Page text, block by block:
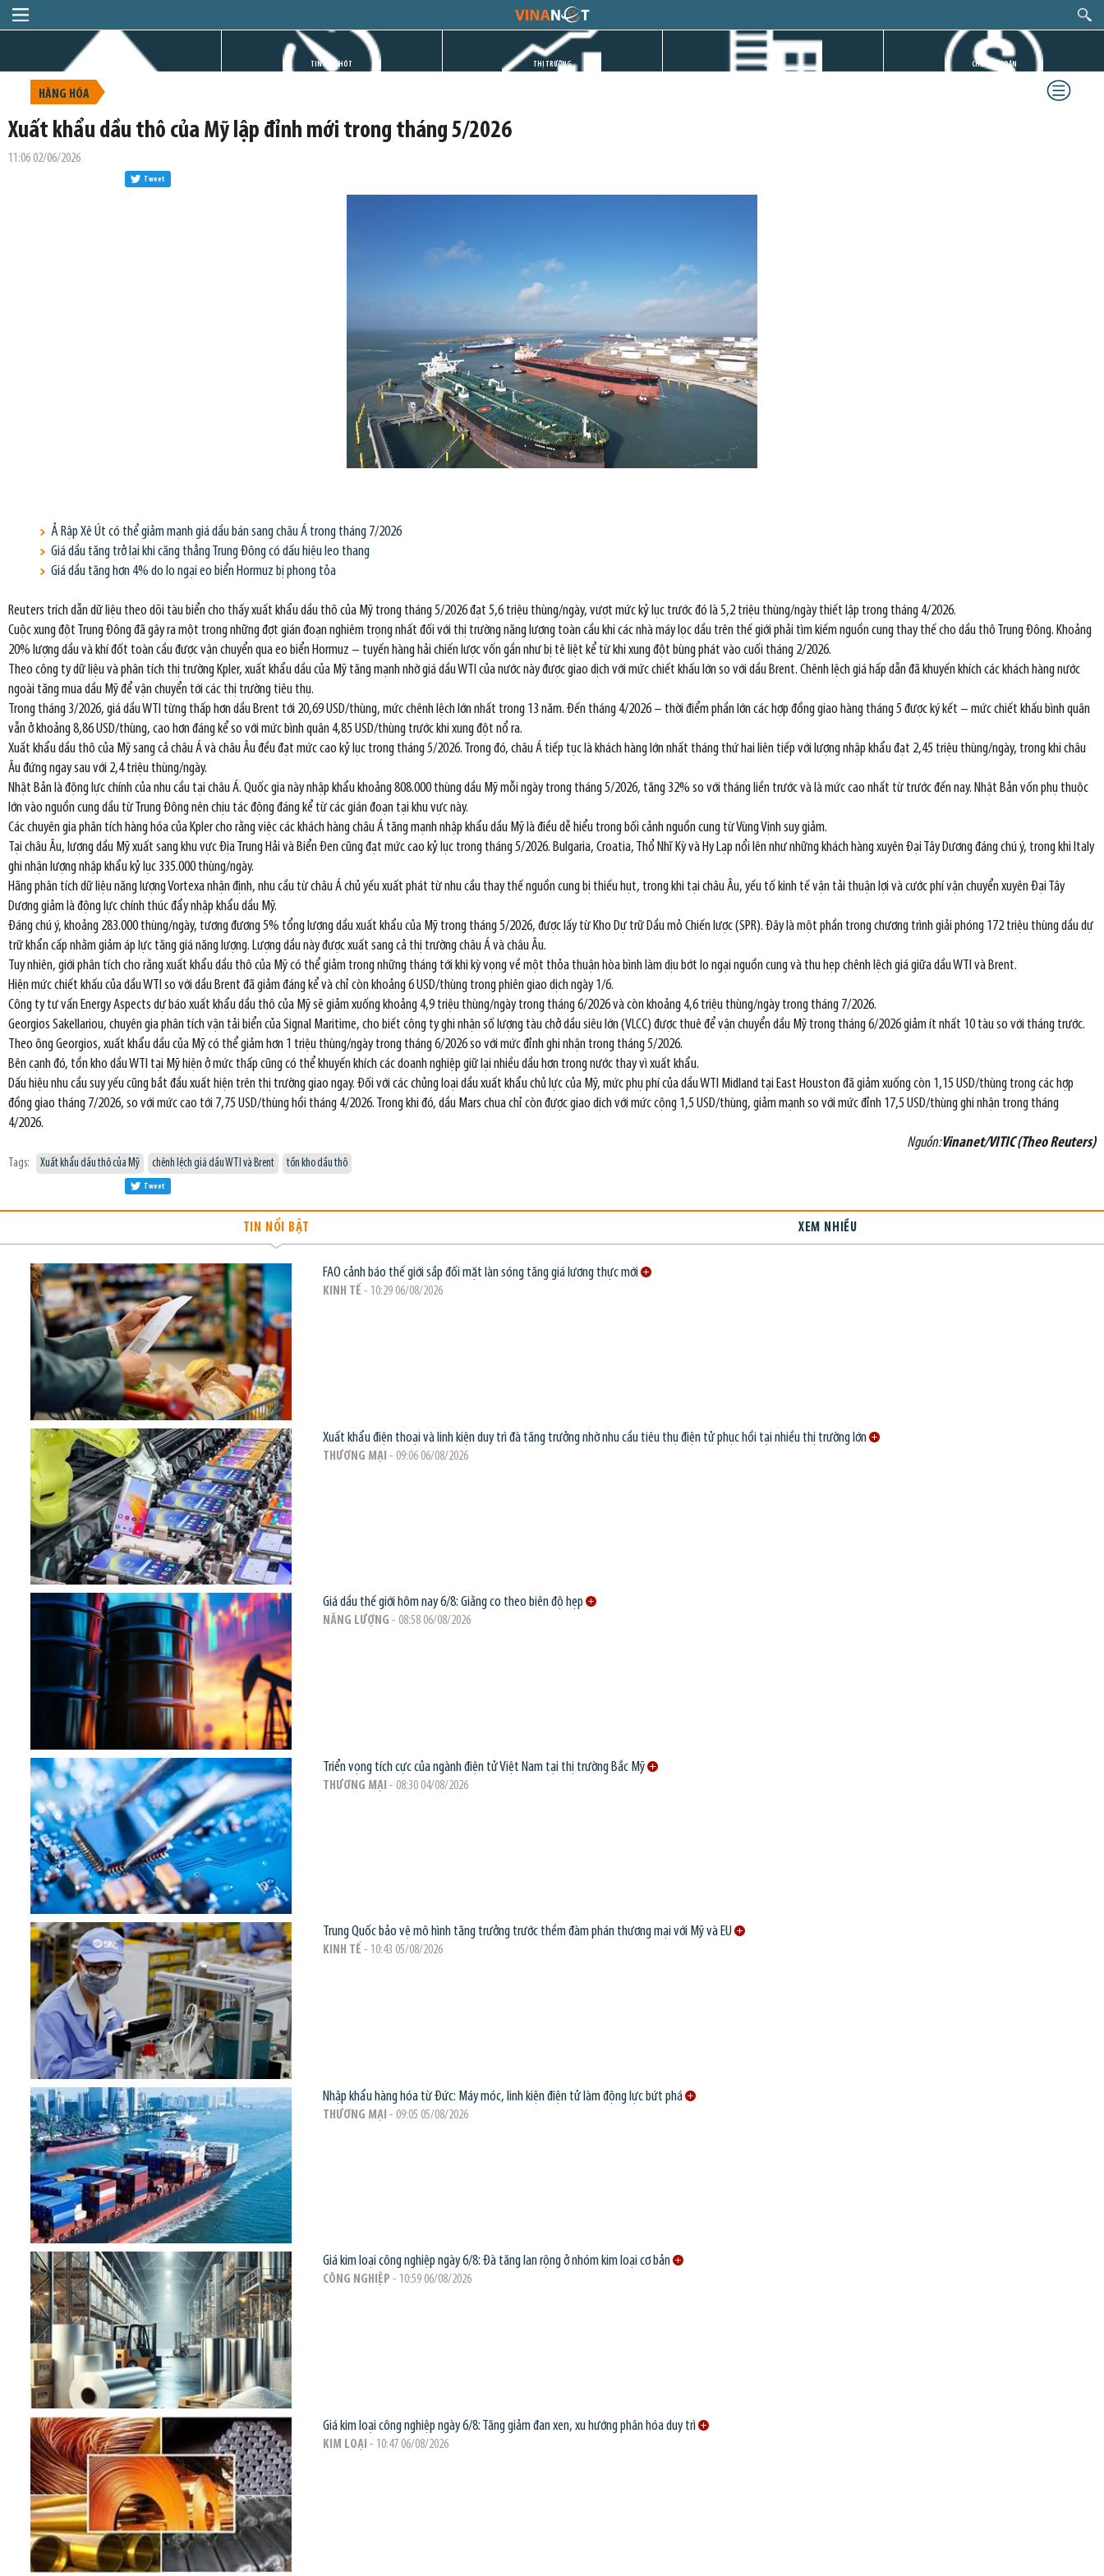
TIN GIỜ CHÓT THỊ TRƯỜNG DỰ ÁN CHỨNG KHOÁN
HÀNG HÓA
Xuất khẩu dầu thô của Mỹ lập đỉnh mới trong tháng 5/2026
11:06 02/06/2026
Tweet
Ả Rập Xê Út có thể giảm mạnh giá dầu bán sang châu Á trong tháng 7/2026
Giá dầu tăng trở lại khi căng thẳng Trung Đông có dấu hiệu leo thang
Giá dầu tăng hơn 4% do lo ngại eo biển Hormuz bị phong tỏa
Reuters trích dẫn dữ liệu theo dõi tàu biển cho thấy xuất khẩu dầu thô của Mỹ trong tháng 5/2026 đạt 5,6 triệu thùng/ngày, vượt mức kỷ lục trước đó là 5,2 triệu thùng/ngày thiết lập trong tháng 4/2026.
Cuộc xung đột Trung Đông đã gây ra một trong những đợt gián đoạn nghiêm trọng nhất đối với thị trường năng lượng toàn cầu khi các nhà máy lọc dầu trên thế giới phải tìm kiếm nguồn cung thay thế cho dầu thô Trung Đông. Khoảng
20% lượng dầu và khí đốt toàn cầu được vận chuyển qua eo biển Hormuz – tuyến hàng hải chiến lược vốn gần như bị tê liệt kể từ khi xung đột bùng phát vào cuối tháng 2/2026.
Theo công ty dữ liệu và phân tích thị trường Kpler, xuất khẩu dầu của Mỹ tăng mạnh nhờ giá dầu WTI của nước này được giao dịch với mức chiết khấu lớn so với dầu Brent. Chênh lệch giá hấp dẫn đã khuyến khích các khách hàng nước
ngoài tăng mua dầu Mỹ để vận chuyển tới các thị trường tiêu thụ.
Trong tháng 3/2026, giá dầu WTI từng thấp hơn dầu Brent tới 20,69 USD/thùng, mức chênh lệch lớn nhất trong 13 năm. Đến tháng 4/2026 – thời điểm phần lớn các hợp đồng giao hàng tháng 5 được ký kết – mức chiết khấu bình quân
vẫn ở khoảng 8,86 USD/thùng, cao hơn đáng kể so với mức bình quân 4,85 USD/thùng trước khi xung đột nổ ra.
Xuất khẩu dầu thô của Mỹ sang cả châu Á và châu Âu đều đạt mức cao kỷ lục trong tháng 5/2026. Trong đó, châu Á tiếp tục là khách hàng lớn nhất tháng thứ hai liên tiếp với lượng nhập khẩu đạt 2,45 triệu thùng/ngày, trong khi châu
Âu đứng ngay sau với 2,4 triệu thùng/ngày.
Nhật Bản là động lực chính của nhu cầu tại châu Á. Quốc gia này nhập khẩu khoảng 808.000 thùng dầu Mỹ mỗi ngày trong tháng 5/2026, tăng 32% so với tháng liền trước và là mức cao nhất từ trước đến nay. Nhật Bản vốn phụ thuộc
lớn vào nguồn cung dầu từ Trung Đông nên chịu tác động đáng kể từ các gián đoạn tại khu vực này.
Các chuyên gia phân tích hàng hóa của Kpler cho rằng việc các khách hàng châu Á tăng mạnh nhập khẩu dầu Mỹ là điều dễ hiểu trong bối cảnh nguồn cung từ Vùng Vịnh suy giảm.
Tại châu Âu, lượng dầu Mỹ xuất sang khu vực Địa Trung Hải và Biển Đen cũng đạt mức cao kỷ lục trong tháng 5/2026. Bulgaria, Croatia, Thổ Nhĩ Kỳ và Hy Lạp nổi lên như những khách hàng xuyên Đại Tây Dương đáng chú ý, trong khi Italy
ghi nhận lượng nhập khẩu kỷ lục 335.000 thùng/ngày.
Hãng phân tích dữ liệu năng lượng Vortexa nhận định, nhu cầu từ châu Á chủ yếu xuất phát từ nhu cầu thay thế nguồn cung bị thiếu hụt, trong khi tại châu Âu, yếu tố kinh tế vận tải thuận lợi và cước phí vận chuyển xuyên Đại Tây
Dương giảm là động lực chính thúc đẩy nhập khẩu dầu Mỹ.
Đáng chú ý, khoảng 283.000 thùng/ngày, tương đương 5% tổng lượng dầu xuất khẩu của Mỹ trong tháng 5/2026, được lấy từ Kho Dự trữ Dầu mỏ Chiến lược (SPR). Đây là một phần trong chương trình giải phóng 172 triệu thùng dầu dự
trữ khẩn cấp nhằm giảm áp lực tăng giá năng lượng. Lượng dầu này được xuất sang cả thị trường châu Á và châu Âu.
Tuy nhiên, giới phân tích cho rằng xuất khẩu dầu thô của Mỹ có thể giảm trong những tháng tới khi kỳ vọng về một thỏa thuận hòa bình làm dịu bớt lo ngại nguồn cung và thu hẹp chênh lệch giá giữa dầu WTI và Brent.
Hiện mức chiết khấu của dầu WTI so với dầu Brent đã giảm đáng kể và chỉ còn khoảng 6 USD/thùng trong phiên giao dịch ngày 1/6.
Công ty tư vấn Energy Aspects dự báo xuất khẩu dầu thô của Mỹ sẽ giảm xuống khoảng 4,9 triệu thùng/ngày trong tháng 6/2026 và còn khoảng 4,6 triệu thùng/ngày trong tháng 7/2026.
Georgios Sakellariou, chuyên gia phân tích vận tải biển của Signal Maritime, cho biết công ty ghi nhận số lượng tàu chở dầu siêu lớn (VLCC) được thuê để vận chuyển dầu Mỹ trong tháng 6/2026 giảm ít nhất 10 tàu so với tháng trước.
Theo ông Georgios, xuất khẩu dầu của Mỹ có thể giảm hơn 1 triệu thùng/ngày trong tháng 6/2026 so với mức đỉnh ghi nhận trong tháng 5/2026.
Bên cạnh đó, tồn kho dầu WTI tại Mỹ hiện ở mức thấp cũng có thể khuyến khích các doanh nghiệp giữ lại nhiều dầu hơn trong nước thay vì xuất khẩu.
Dấu hiệu nhu cầu suy yếu cũng bắt đầu xuất hiện trên thị trường giao ngay. Đối với các chủng loại dầu xuất khẩu chủ lực của Mỹ, mức phụ phí của dầu WTI Midland tại East Houston đã giảm xuống còn 1,15 USD/thùng trong các hợp
đồng giao tháng 7/2026, so với mức cao tới 7,75 USD/thùng hồi tháng 4/2026. Trong khi đó, dầu Mars chua chỉ còn được giao dịch với mức cộng 1,5 USD/thùng, giảm mạnh so với mức đỉnh 17,5 USD/thùng ghi nhận trong tháng
4/2026.
Nguồn:Vinanet/VITIC (Theo Reuters)
Tags: Xuất khẩu dầu thô của Mỹ chênh lệch giá dầu WTI và Brent tồn kho dầu thô
Tweet
TIN NỔI BẬT XEM NHIỀU
FAO cảnh báo thế giới sắp đối mặt làn sóng tăng giá lương thực mới
KINH TẾ - 10:29 06/08/2026
Xuất khẩu điện thoại và linh kiện duy trì đà tăng trưởng nhờ nhu cầu tiêu thụ điện tử phục hồi tại nhiều thị trường lớn
THƯƠNG MẠI - 09:06 06/08/2026
Giá dầu thế giới hôm nay 6/8: Giằng co theo biên độ hẹp
NĂNG LƯỢNG - 08:58 06/08/2026
Triển vọng tích cực của ngành điện tử Việt Nam tại thị trường Bắc Mỹ
THƯƠNG MẠI - 08:30 04/08/2026
Trung Quốc bảo vệ mô hình tăng trưởng trước thềm đàm phán thương mại với Mỹ và EU
KINH TẾ - 10:43 05/08/2026
Nhập khẩu hàng hóa từ Đức: Máy móc, linh kiện điện tử làm động lực bứt phá
THƯƠNG MẠI - 09:05 05/08/2026
Giá kim loại công nghiệp ngày 6/8: Đà tăng lan rộng ở nhóm kim loại cơ bản
CÔNG NGHIỆP - 10:59 06/08/2026
Giá kim loại công nghiệp ngày 6/8: Tăng giảm đan xen, xu hướng phân hóa duy trì
KIM LOẠI - 10:47 06/08/2026